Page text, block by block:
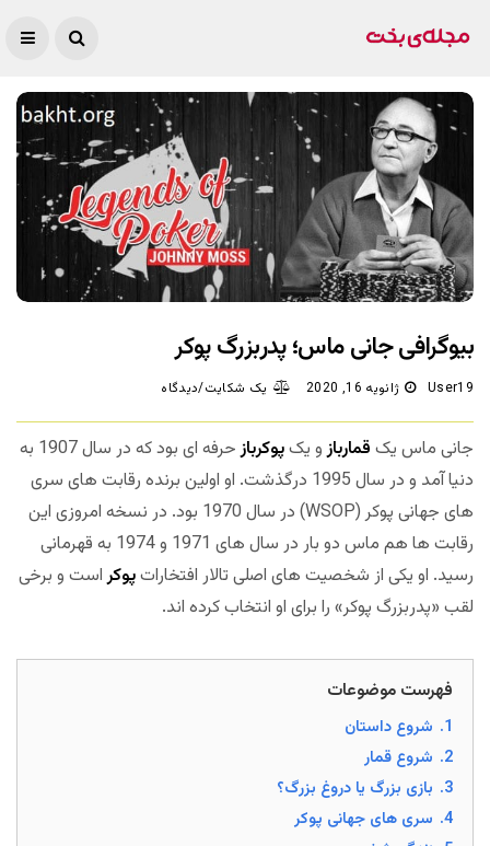
بیوگرافی جانی ماس؛ پدربزرگ پوکر
User19 ژانویه 16, 2020 یک شکایت/دیدگاه
جانی ماس یک قماربازو یکپوکرباز
حرفه ای بود که در سال 1907 به
دنیا آمد و در سال 1995 درگذشت. او اولین برنده رقابت های سری
های جهانی پوکر (WSOP) در سال 1970 بود. در نسخه امروزی این
رقابت ها هم ماس دو بار در سال های 1971 و 1974 به قهرمانی
رسید. او یکی از شخصیت های اصلی تالار افتخاراتپوکراست و برخی
لقب «پدربزرگ پوکر» را برای او انتخاب کرده اند.
فهرست موضوعات
1. شروع داستان
2. شروع قمار
3. بازی بزرگ یا دروغ بزرگ؟
4. سری های جهانی پوکر